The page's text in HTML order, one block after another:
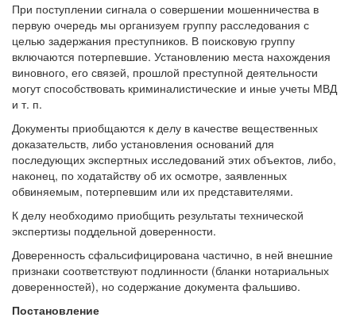
При поступлении сигнала о совершении мошенничества в
первую очередь мы организуем группу расследования с
целью задержания преступников. В поисковую группу
включаются потерпевшие. Установлению места нахождения
виновного, его связей, прошлой преступной деятельности
могут способствовать криминалистические и иные учеты МВД
и т. п.
Документы приобщаются к делу в качестве вещественных
доказательств, либо установления оснований для
последующих экспертных исследований этих объектов, либо,
наконец, по ходатайству об их осмотре, заявленных
обвиняемым, потерпевшим или их представителями.
К делу необходимо приобщить результаты технической
экспертизы поддельной доверенности.
Доверенность сфальсифицирована частично, в ней внешние
признаки соответствуют подлинности (бланки нотариальных
доверенностей), но содержание документа фальшиво.
Постановление